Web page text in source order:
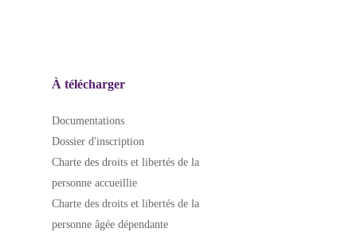
À télécharger
Documentations
Dossier d'inscription
Charte des droits et libertés de la
personne accueillie
Charte des droits et libertés de la
personne âgée dépendante